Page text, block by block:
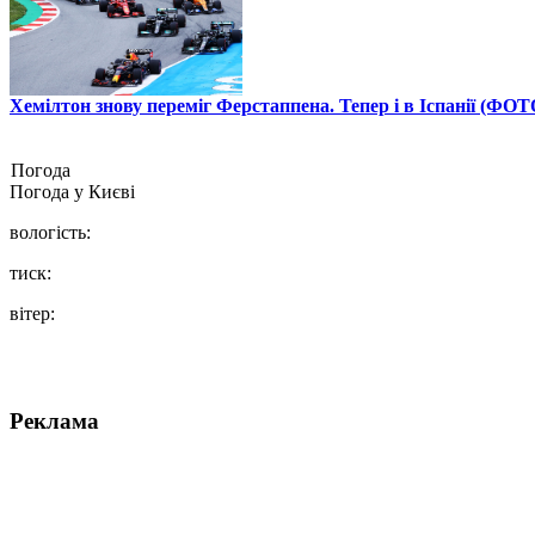
Хемілтон знову переміг Ферстаппена. Тепер і в Іспанії
Погода
Погода у Києві
вологість:
тиск:
вітер:
Реклама